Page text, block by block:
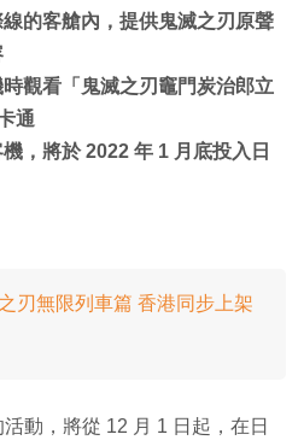
的客艙內，提供鬼滅之刃原聲
觀看「鬼滅之刃竈門炭治郎立
通
，將於 2022 年 1 月底投入日
刃無限列車篇 香港同步上架
動，將從 12 月 1 日起，在日